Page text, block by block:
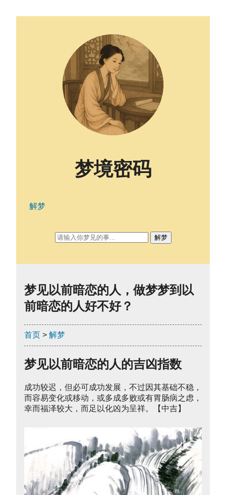
梦见以前暗恋的人，做梦梦到以
前暗恋的人好不好？
首页 > 解梦
梦见以前暗恋的人的吉凶指数
成功较迟，但必可成功发展，不过因其基础不稳，
而容易变化或移动，或多成多败或有胃肠病之虑，
幸而福泽较大，而足以化凶为呈祥。【中吉】
梦境密码
解梦
解梦